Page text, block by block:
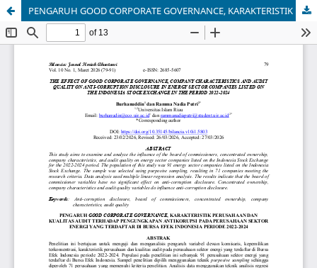
PENGARUH GOOD CORPORATE GOVERNANCE, KARAKTERISTIK PERUSAHAAN DAN KUALITAS AUDIT TERHADAP PENGUNGKAPAN ANTIKORUPSI PADA PERUSAHAAN SEKTOR ENERGI YANG TERDAFTAR DI BURSA EFEK INDONESIA PERIODE 2022-2024